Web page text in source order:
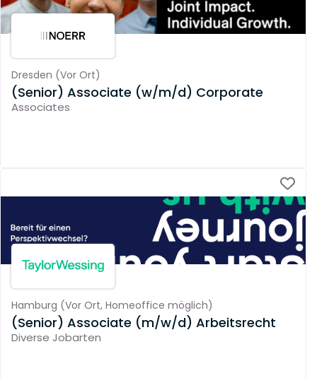
Dresden (Vor Ort)
(Senior) Associate (w/m/d) Corporate
Associates
Hamburg (Vor Ort, Homeoffice möglich)
(Senior) Associate (m/w/d) Arbeitsrecht
Diverse Jobarten